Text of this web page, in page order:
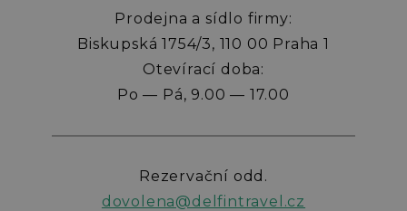
Prodejna a sídlo firmy:
Biskupská 1754/3, 110 00 Praha 1
Otevírací doba:
Po — Pá, 9.00 — 17.00
Rezervační odd.
dovolena@delfintravel.cz